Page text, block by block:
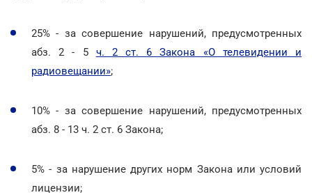
25% - за совершение нарушений, предусмотренных
абз. 2 - 5 ч. 2 ст. 6 Закона «О телевидении и
радиовещании»;
10% - за совершение нарушений, предусмотренных
абз. 8 - 13 ч. 2 ст. 6 Закона;
5% - за нарушение других норм Закона или условий
лицензии;